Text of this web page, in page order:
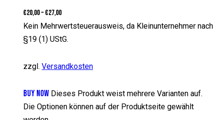
€20,00–€27,00
Kein Mehrwertsteuerausweis, da Kleinunternehmer nach
§19 (1) UStG.
zzgl. Versandkosten
BUY NOW Dieses Produkt weist mehrere Varianten auf.
Die Optionen können auf der Produktseite gewählt